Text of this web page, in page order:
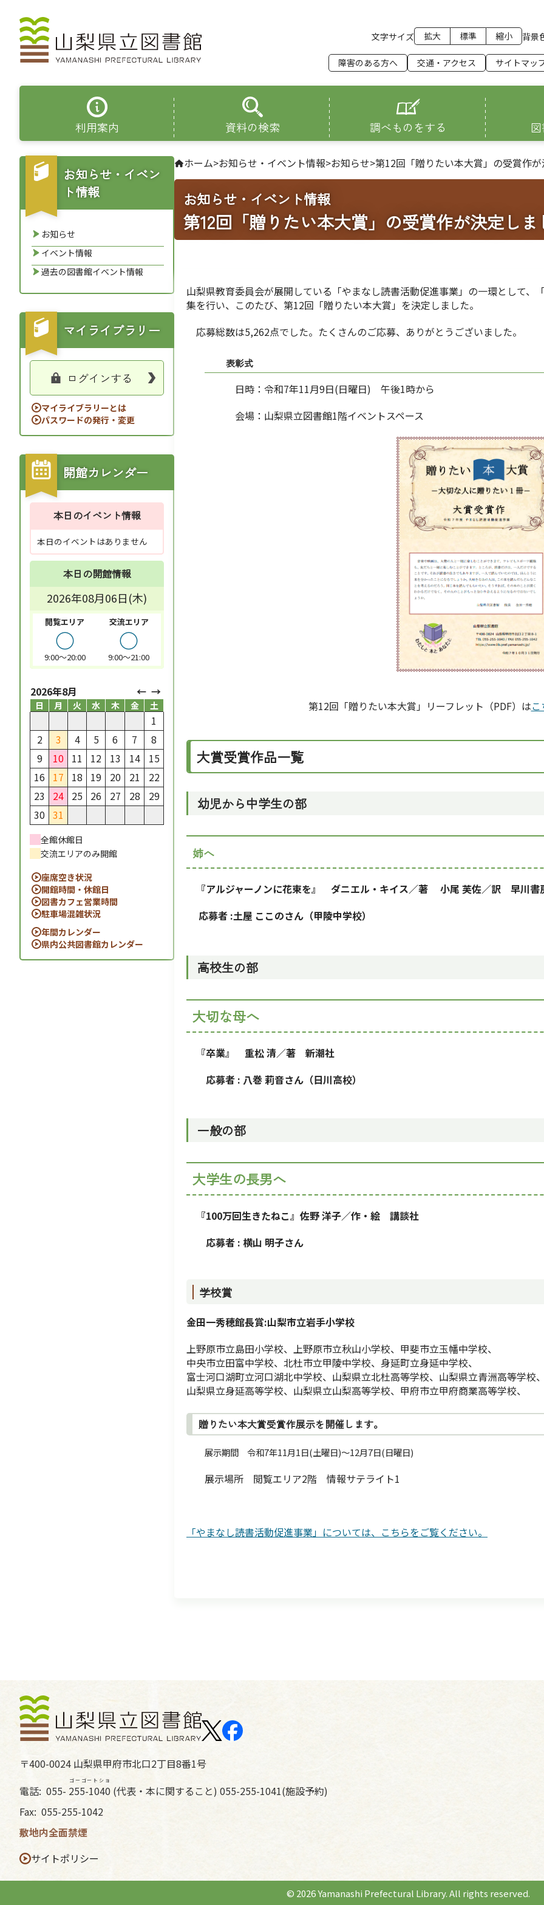
文字サイズ 拡大 標準 縮小 背景
障害のある方へ 交通・アクセス サイトマッ
利用案内 資料の検索 調べものをする
ホーム>お知らせ・イベント情報>お知らせ>第12回「贈りたい本大賞」の受賞作
お知らせ・イベント情報
第12回「贈りたい本大賞」の受賞作が決定しま
山梨県教育委員会が展開している「やまなし読書活動促進事業」の一環として
集を行い、このたび、第12回「贈りたい本大賞」を決定しました。
応募総数は5,262点でした。たくさんのご応募、ありがとうございました。
表彰式
日時：令和7年11月9日(日曜日) 午後1時から
会場：山梨県立図書館1階イベントスペース
第12回「贈りたい本大賞」リーフレット（PDF）は
大賞受賞作品一覧
幼児から中学生の部
姉へ
『アルジャーノンに花束を』
ダニエル・キイス／著 小尾 芙佐／訳 早川書
応募者 :土屋 ここのさん（甲陵中学校）
高校生の部
大切な母へ
『卒業』 重松 清／著 新潮社
応募者 : 八巻 莉音さん（日川高校）
一般の部
大学生の長男
『100万回生きたねこ』 佐野 洋子／作・絵 講談社
応募者 : 横山 明子さん
学校賞
金田一秀穂館長賞:山梨市立岩手小学校
上野原市立島田小学校、上野原市立秋山小学校、甲斐市立玉幡中学校、
中央市立田富中学校、北杜市立甲陵中学校、身延町立身延中学校、
富士河口湖町立河口湖北中学校、山梨県立北杜高等学校、山梨県立青洲高等学校
山梨県立身延高等学校、山梨県立山梨高等学校、甲府市立甲府商業高等学校、
贈りたい本大賞受賞作展示を開催します。
展示期間 令和7年11月1日(土曜日)～12月7日(日曜日)
展示場所 閲覧エリア2階 情報サテライト1
「やまなし読書活動促進事業」については、こちらをご覧ください。
お知らせ・イベン
ト情報
お知らせ
イベント情報
過去の図書館イベント情報
マイライブラリー
ログインする
マイライブラリーとは
パスワードの発行・変更
開館カレンダー
本日のイベント情報
本日のイベントはありません
本日の開館情報
2026年08月06日(木)
閲覧エリア
○
9:00～20:00
交流エリア
○
9:00～21:00
2026年8月
日 月 火 水 木 金 土
1
2
3 4 5 6 7
8
9
10 11 12 13 14
15
16
17 18 19 20 21
22
23
24 25 26 27 28
29
30 31
全館休館日
交流エリアのみ開館
座席空き状況
開館時間・休館日
図書カフェ営業時間
駐車場混雑状況
年間カレンダー
県内公共図書館カレンダー
〒400-0024 山梨県甲府市北口2丁目8番1号
電話: 055- 255-1040
ゴーゴートショ
(代表・本に関すること) 055-255-1041(施設予約)
Fax: 055-255-1042
敷地内全面禁煙
サイトポリシー
© 2026 Yamanashi Prefectural Library. All rights reserved.